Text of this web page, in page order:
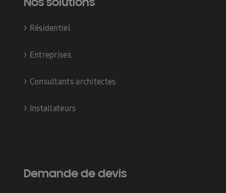
> Résidentiel
> Entreprises
> Consultants architectes
> Installateurs
Demande de devis